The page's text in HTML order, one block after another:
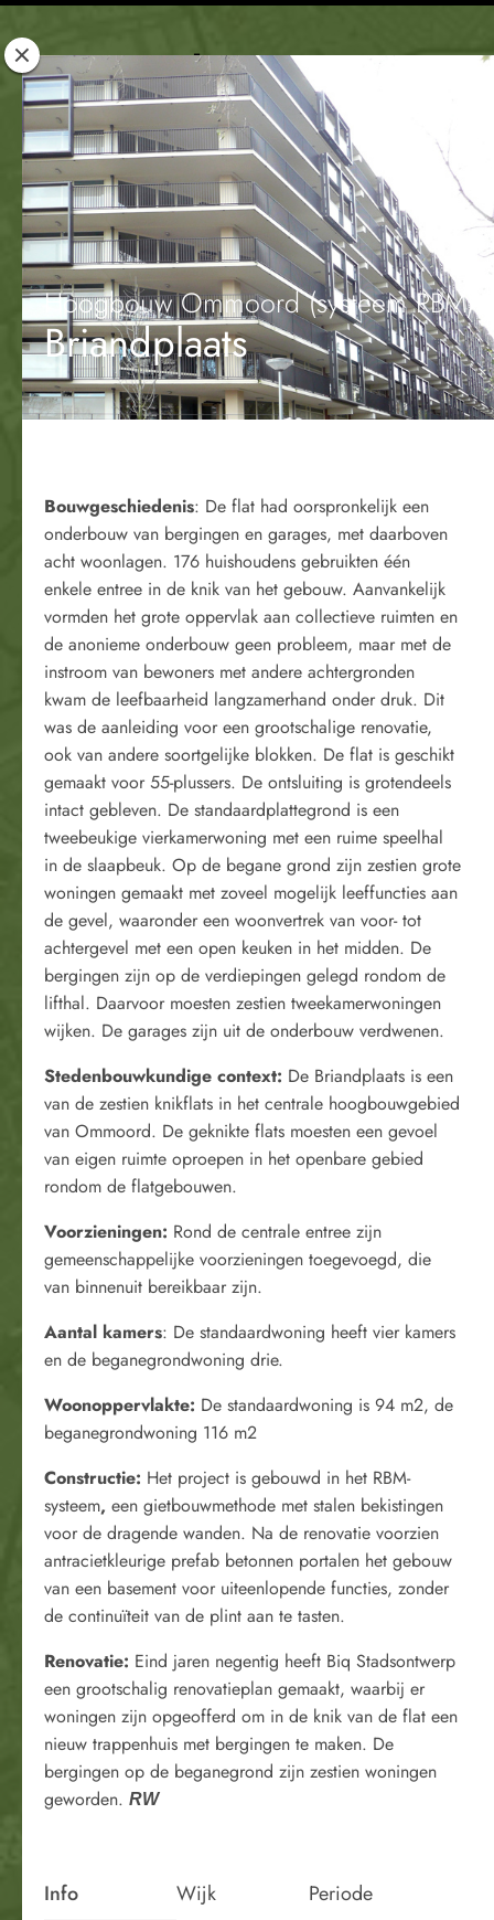
Rotterdam
Woont
Hoogbouw Ommoord (systeem RBM)
Briandplaats
Bouwgeschiedenis: De flat had oorspronkelijk een
onderbouw van bergingen en garages, met daarboven
acht woonlagen. 176 huishoudens gebruikten één
enkele entree in de knik van het gebouw. Aanvankelijk
vormden het grote oppervlak aan collectieve ruimten en
de anonieme onderbouw geen probleem, maar met de
instroom van bewoners met andere achtergronden
kwam de leefbaarheid langzamerhand onder druk. Dit
was de aanleiding voor een grootschalige renovatie,
ook van andere soortgelijke blokken. De flat is geschikt
gemaakt voor 55-plussers. De ontsluiting is grotendeels
intact gebleven. De standaardplattegrond is een
tweebeukige vierkamerwoning met een ruime speelhal
in de slaapbeuk. Op de begane grond zijn zestien grote
woningen gemaakt met zoveel mogelijk leeffuncties aan
de gevel, waaronder een woonvertrek van voor- tot
achtergevel met een open keuken in het midden. De
bergingen zijn op de verdiepingen gelegd rondom de
lifthal. Daarvoor moesten zestien tweekamerwoningen
wijken. De garages zijn uit de onderbouw verdwenen.
Stedenbouwkundige context: De Briandplaats is een
van de zestien knikflats in het centrale hoogbouwgebied
van Ommoord. De geknikte flats moesten een gevoel
van eigen ruimte oproepen in het openbare gebied
rondom de flatgebouwen.
Voorzieningen: Rond de centrale entree zijn
gemeenschappelijke voorzieningen toegevoegd, die
van binnenuit bereikbaar zijn.
Aantal kamers: De standaardwoning heeft vier kamers
en de beganegrondwoning drie.
Woonoppervlakte: De standaardwoning is 94 m2, de
beganegrondwoning 116 m2
Constructie: Het project is gebouwd in het RBM-
systeem, een gietbouwmethode met stalen bekistingen
voor de dragende wanden. Na de renovatie voorzien
antracietkleurige prefab betonnen portalen het gebouw
van een basement voor uiteenlopende functies, zonder
de continuïteit van de plint aan te tasten.
Renovatie: Eind jaren negentig heeft Biq Stadsontwerp
een grootschalig renovatieplan gemaakt, waarbij er
woningen zijn opgeofferd om in de knik van de flat een
nieuw trappenhuis met bergingen te maken. De
bergingen op de beganegrond zijn zestien woningen
geworden. RW
Info Wijk Periode